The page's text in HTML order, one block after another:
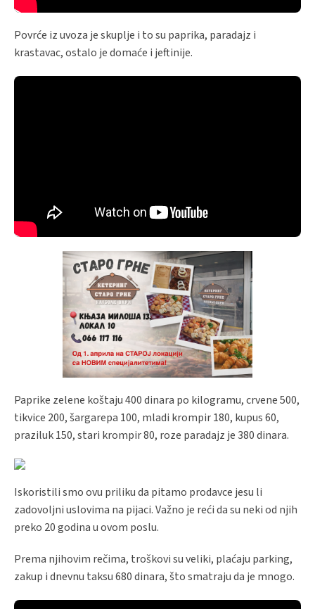
Povrće iz uvoza je skuplje i to su paprika, paradajz i
krastavac, ostalo je domaće i jeftinije.
Paprike zelene koštaju 400 dinara po kilogramu, crvene 500,
tikvice 200, šargarepa 100, mladi krompir 180, kupus 60,
praziluk 150, stari krompir 80, roze paradajz je 380 dinara.
Iskoristili smo ovu priliku da pitamo prodavce jesu li
zadovoljni uslovima na pijaci. Važno je reći da su neki od njih
preko 20 godina u ovom poslu.
Prema njihovim rečima, troškovi su veliki, plaćaju parking,
zakup i dnevnu taksu 680 dinara, što smatraju da je mnogo.